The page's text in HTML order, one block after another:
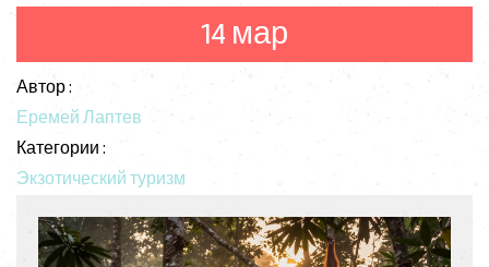
14 мар
Автор :
Еремей Лаптев
Категории :
Экзотический туризм